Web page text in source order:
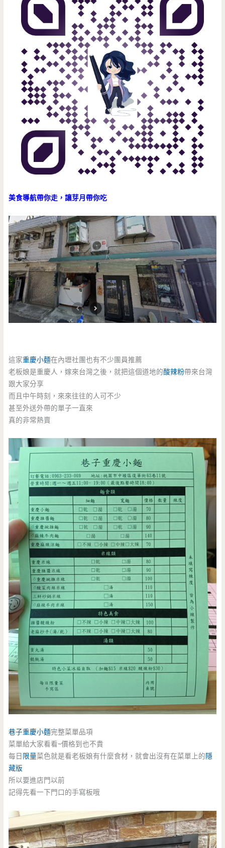
美食導航帶你走，讓芽月帶你吃
這家重慶小麵在內壢社團也有不少團員推薦
老板娘是重慶人，嫁來台灣之後，就把這個道地的酸辣粉帶來台灣
跟大家分享
而且中午時刻，來來往往的人可不少
甚至外送外帶的單子一直來
真的非常熱賣
巷子重慶小麵完整菜單品項
菜單給大家看看~價格到也不貴
每日限量菜色就是看老板娘有什麼食材，就會出沒有在菜單上的隱
藏版
所以要進店門以前
記得先看一下門口的手寫板哦